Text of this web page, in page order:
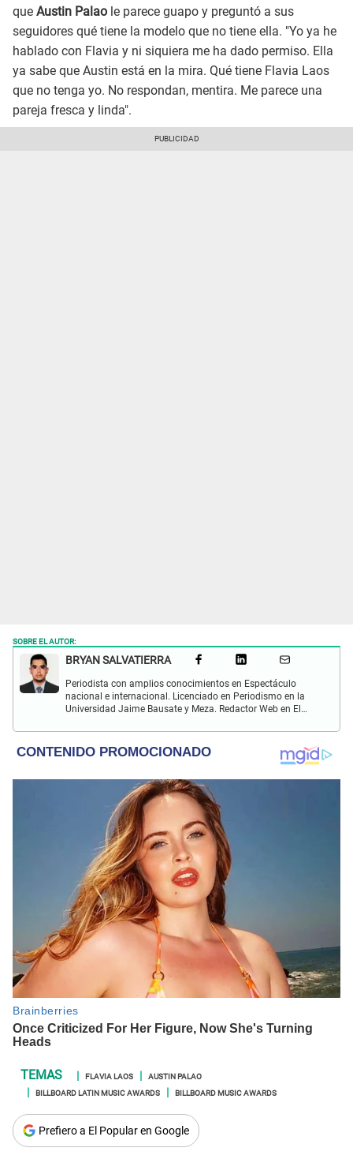
que Austin Palao le parece guapo y preguntó a sus
seguidores qué tiene la modelo que no tiene ella. "Yo ya he
hablado con Flavia y ni siquiera me ha dado permiso. Ella
ya sabe que Austin está en la mira. Qué tiene Flavia Laos
que no tenga yo. No respondan, mentira. Me parece una
pareja fresca y linda".
SOBRE EL AUTOR:
BRYAN SALVATIERRA
Periodista con amplios conocimientos en Espectáculo
nacional e internacional. Licenciado en Periodismo en la
Universidad Jaime Bausate y Meza. Redactor Web en El
películas, series, videojuegos y espectáculo.
FLAVIA LAOS
AUSTIN PALAO
BILLBOARD LATIN MUSIC AWARDS
BILLBOARD MUSIC AWARDS
Prefiero a El Popular en Google